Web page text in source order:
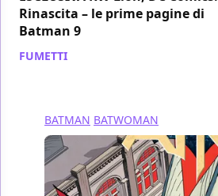
Rinascita – le prime pagine di
Batman 9
FUMETTI
BATMAN BATWOMAN